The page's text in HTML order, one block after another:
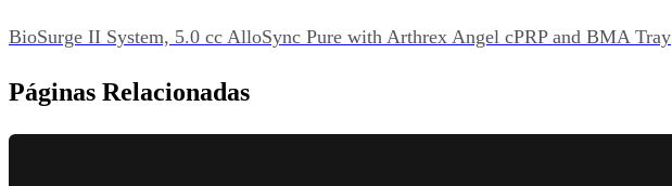
BioSurge II System, 5.0 cc AlloSync Pure with Arthrex Angel cPRP and BMA Tray
Páginas Relacionadas